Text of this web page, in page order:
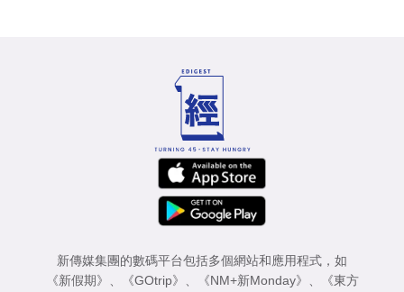
新傳媒集團的數碼平台包括多個網站和應用程式，如
《新假期》
《GOtrip》 《NM+新Monday》
《東方